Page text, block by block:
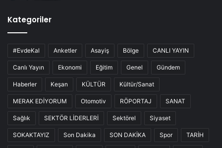
Kategoriler
#EvdeKal Anketler Asayiş Bölge CANLI YAYIN
Canlı Yayın Ekonomi Eğitim Genel Gündem
Haberler Keşan KÜLTÜR Kültür/Sanat
MERAK EDİYORUM Otomotiv RÖPORTAJ SANAT
Sağlık SEKTÖR LİDERLERİ Sektörel Siyaset
SOKAKTAYIZ Son Dakika SON DAKİKA Spor TARİH